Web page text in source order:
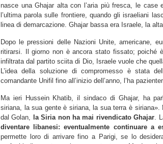
nasce una Ghajar alta con l’aria più fresca, le case
l’ultima parola sulle frontiere, quando gli israeliani
linea di demarcazione. Ghajar bassa era Israele, la
Dopo le pressioni delle Nazioni Unite, americane,
ritirarsi. Il giorno non è ancora stato fissato; poiché
infiltrata dal partito sciita di Dio, Israele vuole che
L’idea della soluzione di compromesso è stata
comandante Unifil fino all’inizio dell’anno, l’ha
Ma ieri Hussein Khatib, il sindaco di Ghajar, ha
siriana, la sua gente è siriana, la sua terra è
dal Golan,
la Siria non ha mai rivendicato Ghajar.
diventare libanesi: eventualmente continuare a
permette loro di arrivare fino a Parigi, se lo